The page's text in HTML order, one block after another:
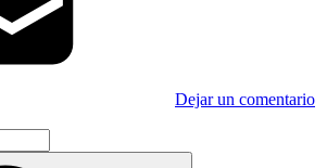
Dejar un comentario